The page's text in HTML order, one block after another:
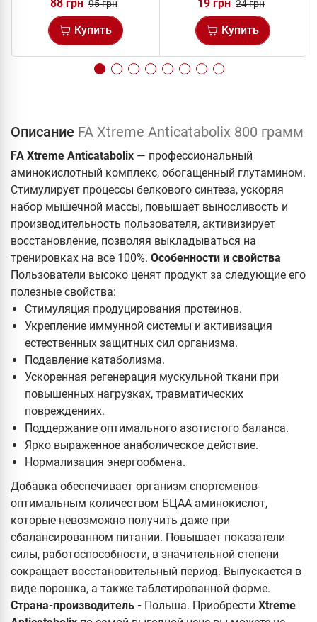
88 грн 95 грн
Купить
19 грн 24 грн
Купить
Описание FA Xtreme Anticatabolix 800 грамм
FA Xtreme Anticatabolix — профессиональный
аминокислотный комплекс, обогащенный глутамином.
Стимулирует процессы белкового синтеза, ускоряя
набор мышечной массы, повышает выносливость и
производительность пользователя, активизирует
восстановление, позволяя выкладываться на
тренировках на все 100%. Особенности и свойства
Пользователи высоко ценят продукт за следующие его
полезные свойства:
Стимуляция продуцирования протеинов.
Укрепление иммунной системы и активизация
естественных защитных сил организма.
Подавление катаболизма.
Ускоренная регенерация мускульной ткани при
повышенных нагрузках, травматических
повреждениях.
Поддержание оптимального азотистого баланса.
Ярко выраженное анаболическое действие.
Нормализация энергообмена.
Добавка обеспечивает организм спортсменов
оптимальным количеством БЦАА аминокислот,
которые невозможно получить даже при
сбалансированном питании. Повышает показатели
силы, работоспособности, в значительной степени
сокращает восстановительный период. Выпускается в
виде порошка, а также таблетированной форме.
Страна-производитель - Польша. Приобрести Xtreme